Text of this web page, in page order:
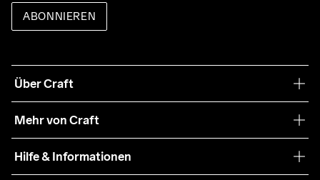
ABONNIEREN
Über Craft
Nachhaltigkeit
Mehr von Craft
Teamwear
Hilfe & Informationen